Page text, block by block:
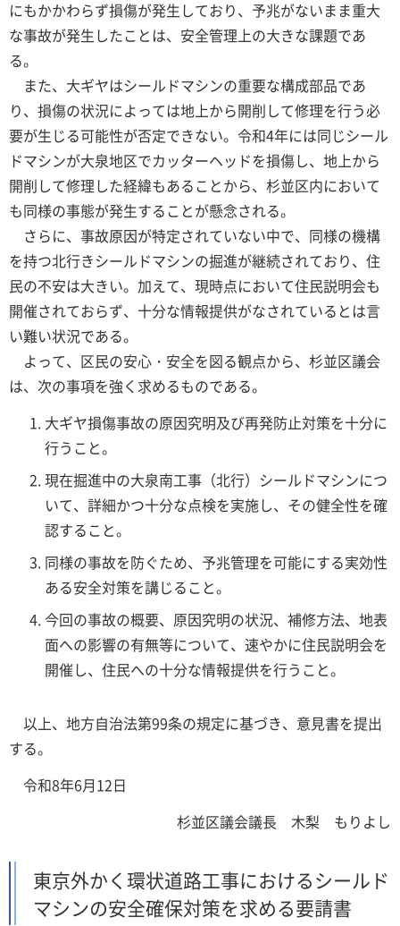
にもかかわらず損傷が発生しており、予兆がないまま重大
な事故が発生したことは、安全管理上の大きな課題であ
る。
また、大ギヤはシールドマシンの重要な構成部品であ
り、損傷の状況によっては地上から開削して修理を行う必
要が生じる可能性が否定できない。令和4年には同じシール
ドマシンが大泉地区でカッターヘッドを損傷し、地上から
開削して修理した経緯もあることから、杉並区内において
も同様の事態が発生することが懸念される。
さらに、事故原因が特定されていない中で、同様の機構
を持つ北行きシールドマシンの掘進が継続されており、住
民の不安は大きい。加えて、現時点において住民説明会も
開催されておらず、十分な情報提供がなされているとは言
い難い状況である。
よって、区民の安心・安全を図る観点から、杉並区議会
は、次の事項を強く求めるものである。
大ギヤ損傷事故の原因究明及び再発防止対策を十分に
行うこと。
現在掘進中の大泉南工事（北行）シールドマシンにつ
いて、詳細かつ十分な点検を実施し、その健全性を確
認すること。
同様の事故を防ぐため、予兆管理を可能にする実効性
ある安全対策を講じること。
今回の事故の概要、原因究明の状況、補修方法、地表
面への影響の有無等について、速やかに住民説明会を
開催し、住民への十分な情報提供を行うこと。
以上、地方自治法第99条の規定に基づき、意見書を提出
する。
令和8年6月12日
杉並区議会議長 木梨 もりよし
東京外かく環状道路工事におけるシールド
マシンの安全確保対策を求める要請書